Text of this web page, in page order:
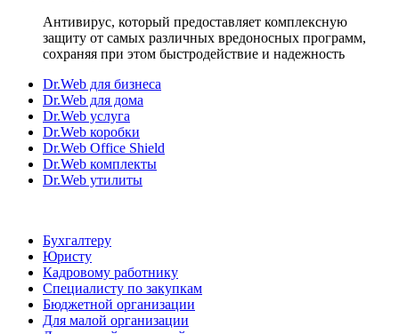
Антивирус, который предоставляет комплексную
защиту от самых различных вредоносных программ,
сохраняя при этом быстродействие и надежность
Dr.Web для бизнеса
Dr.Web для дома
Dr.Web услуга
Dr.Web коробки
Dr.Web Office Shield
Dr.Web комплекты
Dr.Web утилиты
Бухгалтеру
Юристу
Кадровому работнику
Специалисту по закупкам
Бюджетной организации
Для малой организации